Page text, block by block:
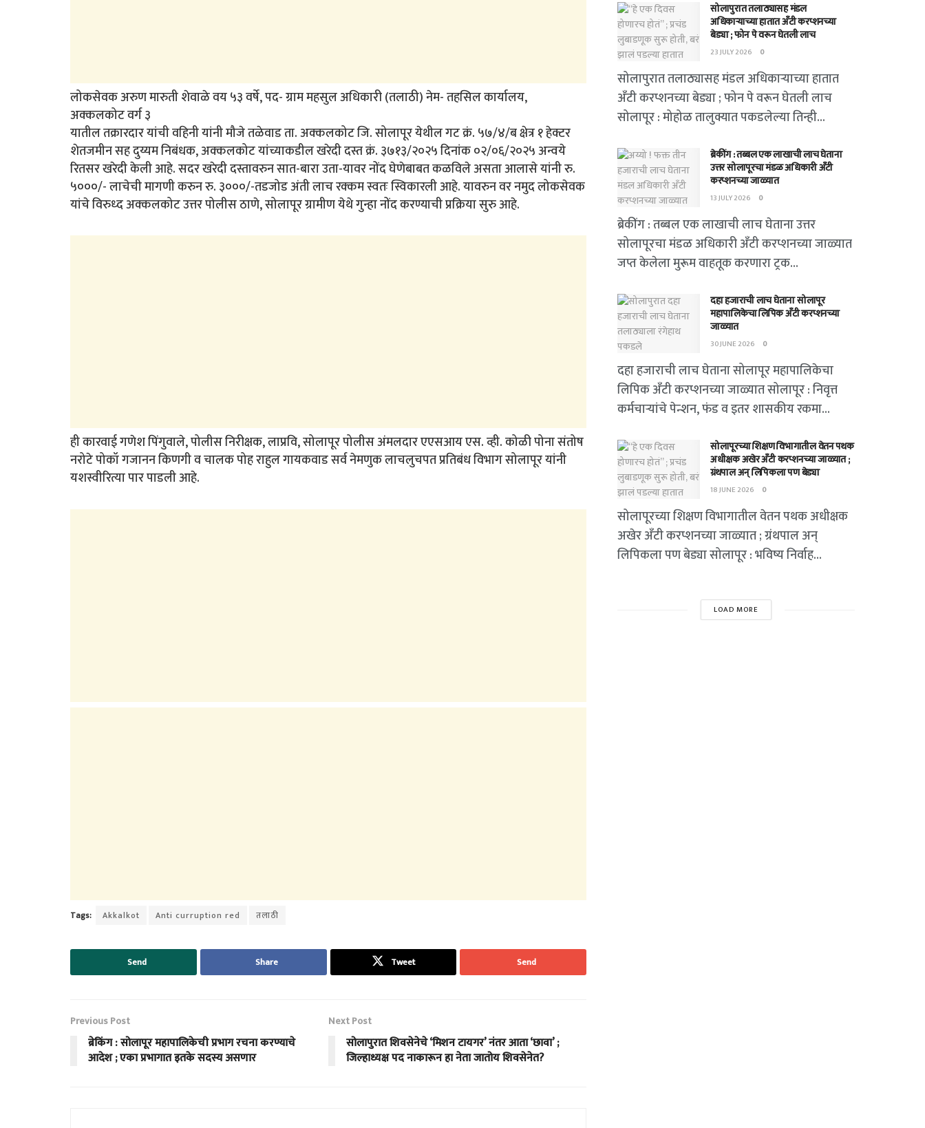
लोकसेवक अरुण मारुती शेवाळे वय ५३ वर्षे, पद- ग्राम महसुल अधिकारी (तलाठी) नेम- तहसिल कार्यालय,
अक्कलकोट वर्ग ३
यातील तक्रारदार यांची वहिनी यांनी मौजे तळेवाड ता. अक्कलकोट जि. सोलापूर येथील गट क्रं. ५७/४/ब क्षेत्र १ हेक्टर
शेतजमीन सह दुय्यम निबंधक, अक्कलकोट यांच्याकडील खरेदी दस्त क्रं. ३७१३/२०२५ दिनांक ०२/०६/२०२५ अन्वये
रितसर खरेदी केली आहे. सदर खरेदी दस्तावरुन सात-बारा उता-यावर नोंद घेणेबाबत कळविले असता आलासे यांनी रु.
५०००/- लाचेची मागणी करुन रु. ३०००/-तडजोड अंती लाच रक्कम स्वतः स्विकारली आहे. यावरुन वर नमुद लोकसेवक
यांचे विरुध्द अक्कलकोट उत्तर पोलीस ठाणे, सोलापूर ग्रामीण येथे गुन्हा नोंद करण्याची प्रक्रिया सुरु आहे.
ही कारवाई गणेश पिंगुवाले, पोलीस निरीक्षक, लाप्रवि, सोलापूर पोलीस अंमलदार एएसआय एस. व्ही. कोळी पोना संतोष
नरोटे पोकॉ गजानन किणगी व चालक पोह राहुल गायकवाड सर्व नेमणुक लाचलुचपत प्रतिबंध विभाग सोलापूर यांनी
यशस्वीरित्या पार पाडली आहे.
Tags: Akkalkot Anti curruption red तलाठी
Send Share Tweet Send
Previous Post
ब्रेकिंग : सोलापूर महापालिकेची प्रभाग रचना करण्याचे
आदेश ; एका प्रभागात इतके सदस्य असणार
Next Post
सोलापुरात शिवसेनेचे ‘मिशन टायगर’ नंतर आता ‘छावा’ ;
जिल्हाध्यक्ष पद नाकारून हा नेता जातोय शिवसेनेत?
सोलापुरात तलाठ्यासह मंडल
अधिकाऱ्याच्या हातात अँटी करप्शनच्या
बेड्या ; फोन पे वरून घेतली लाच
23 JULY 2026 0
सोलापुरात तलाठ्यासह मंडल अधिकाऱ्याच्या हातात
अँटी करप्शनच्या बेड्या ; फोन पे वरून घेतली लाच
सोलापूर : मोहोळ तालुक्यात पकडलेल्या तिन्ही...
ब्रेकींग : तब्बल एक लाखाची लाच घेताना
उत्तर सोलापूरचा मंडळ अधिकारी अँटी
करप्शनच्या जाळ्यात
13 JULY 2026 0
ब्रेकींग : तब्बल एक लाखाची लाच घेताना उत्तर
सोलापूरचा मंडळ अधिकारी अँटी करप्शनच्या जाळ्यात
जप्त केलेला मुरूम वाहतूक करणारा ट्रक...
दहा हजाराची लाच घेताना सोलापूर
महापालिकेचा लिपिक अँटी करप्शनच्या
जाळ्यात
30 JUNE 2026 0
दहा हजाराची लाच घेताना सोलापूर महापालिकेचा
लिपिक अँटी करप्शनच्या जाळ्यात सोलापूर : निवृत्त
कर्मचाऱ्यांचे पेन्शन, फंड व इतर शासकीय रकमा...
सोलापूरच्या शिक्षण विभागातील वेतन पथक
अधीक्षक अखेर अँटी करप्शनच्या जाळ्यात ;
ग्रंथपाल अन् लिपिकला पण बेड्या
18 JUNE 2026 0
सोलापूरच्या शिक्षण विभागातील वेतन पथक अधीक्षक
अखेर अँटी करप्शनच्या जाळ्यात ; ग्रंथपाल अन्
लिपिकला पण बेड्या सोलापूर : भविष्य निर्वाह...
LOAD MORE